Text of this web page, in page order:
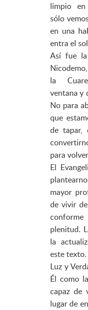
limpio
sólo
en una
entra el
Así fue la
la
ventana y
No para
que
de tapar,
para
El
mayor
de vivir
plenitud.
la
este texto.
Luz y
Él como
capaz de
lugar de